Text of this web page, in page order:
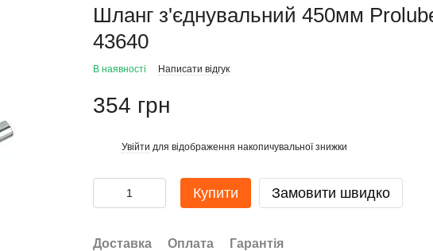
Шланг з'єднувальний 450мм
43640
В наявності Написати відгук
354 грн
Увійти для відображення накопичувальної знижки
Купити Замовити швидко
Доставка Оплата Гарантія